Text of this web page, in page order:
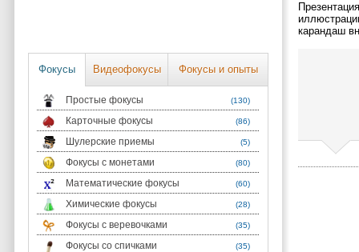
Фокусы Видеофокусы Фокусы и опыты
Простые фокусы (130)
Карточные фокусы (86)
Шулерские приемы (5)
Фокусы с монетами (80)
Математические фокусы (60)
Химические фокусы (28)
Фокусы с веревочками (35)
Фокусы со спичками (35)
карандаш